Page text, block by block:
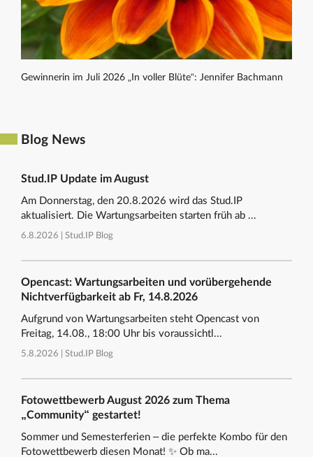
Gewinnerin im Juli 2026 „In voller Blüte“: Jennifer Bachmann
Blog News
Stud.IP Update im August
Am Donnerstag, den 20.8.2026 wird das Stud.IP
aktualisiert. Die Wartungsarbeiten starten früh ab ...
6.8.2026 | Stud.IP Blog
Opencast: Wartungsarbeiten und vorübergehende
Nichtverfügbarkeit ab Fr, 14.8.2026
Aufgrund von Wartungsarbeiten steht Opencast von
Freitag, 14.08., 18:00 Uhr bis voraussichtl...
5.8.2026 | Stud.IP Blog
Fotowettbewerb August 2026 zum Thema
„Community“ gestartet!
Sommer und Semesterferien – die perfekte Kombo für den
Fotowettbewerb diesen Monat! ✨ Ob ma...